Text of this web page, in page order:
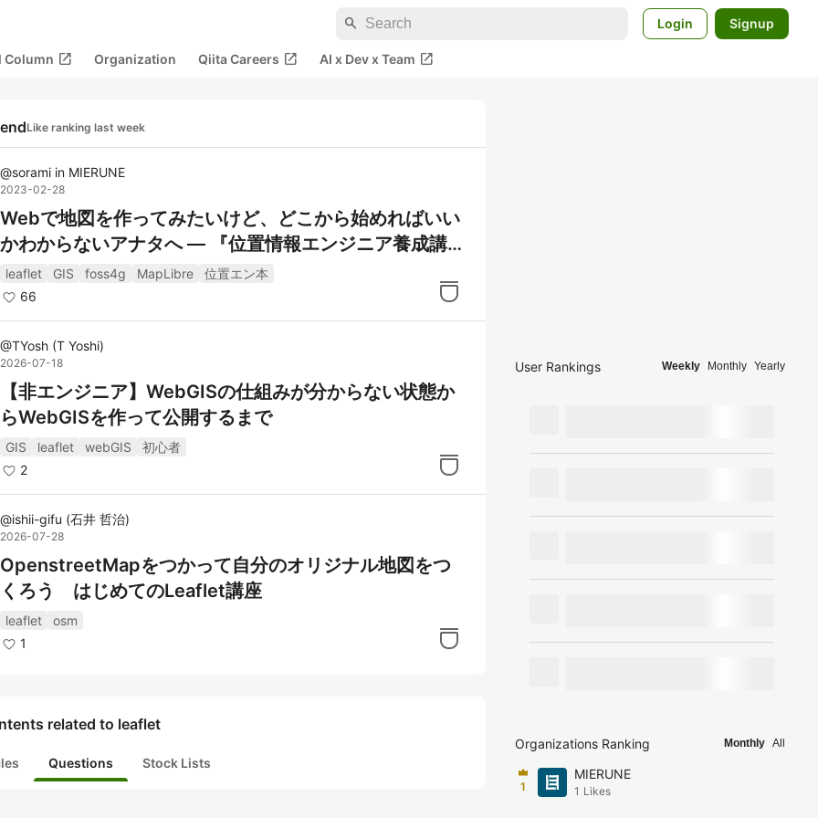
search Login Signup
Column open_in_new Organization Qiita Careers open_in_new AI x Dev x Team open_in_new
Like ranking last week
@sorami in MIERUNE
2023-02-28
Webで地図を作ってみたいけど、どこから始めればいい
かわからないアナタへ — 『位置情報エンジニア養成講
座』（#位置エン本）書評
leaflet GIS foss4g MapLibre
位置エン本
66
@TYosh (T Yoshi)
2026-07-18
【非エンジニア】WebGISの仕組みが分からない状態か
らWebGISを作って公開するまで
GIS leaflet webGIS
初心者
2
@ishii-gifu (石井 哲治)
2026-07-28
OpenstreetMapをつかって自分のオリジナル地図をつ
くろう はじめてのLeaflet講座
leaflet
osm
1
related to leaflet
Questions Stock Lists
User Rankings Weekly Monthly Yearly
Organizations Ranking Monthly All
1
MIERUNE
1 Likes